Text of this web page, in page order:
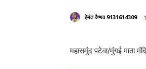
हेमंत वैष्णव 9131614309
महासमुंद पटेवा/मुंगई माता